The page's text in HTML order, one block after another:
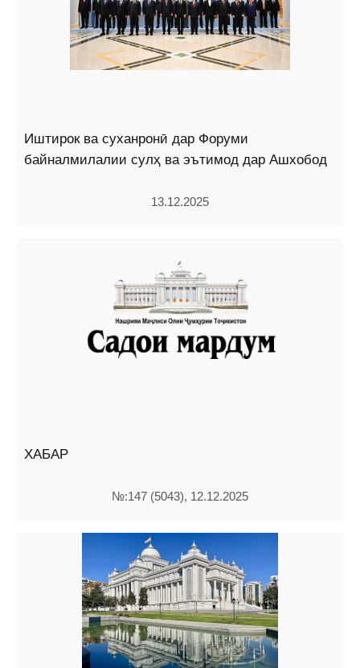
Иштирок ва суханронӣ дар Форуми
байналмилалии сулҳ ва эътимод дар Ашхобод
13.12.2025
ХАБАР
№:147 (5043), 12.12.2025